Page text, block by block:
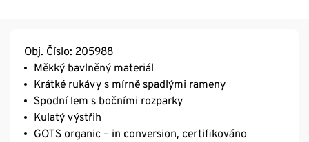
Obj. Číslo: 205988
Měkký bavlněný materiál
Krátké rukávy s mírně spadlými rameny
Spodní lem s bočními rozparky
Kulatý výstřih
GOTS organic – in conversion, certifikováno